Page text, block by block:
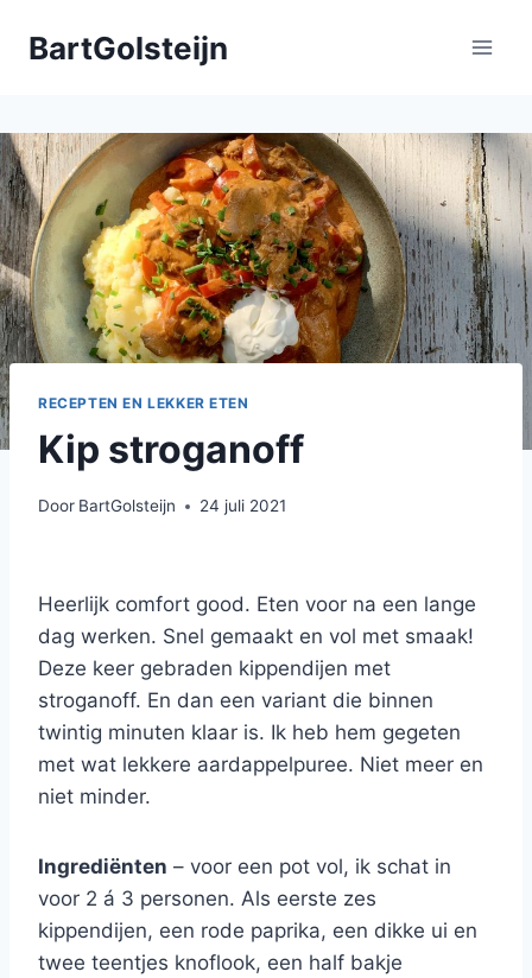
naarBartGolsteijn
RECEPTEN EN LEKKER ETEN
Kip stroganoff
Door BartGolsteijn 24 juli 2021
Heerlijk comfort good. Eten voor na een lange
dag werken. Snel gemaakt en vol met smaak!
Deze keer gebraden kippendijen met
stroganoff. En dan een variant die binnen
twintig minuten klaar is. Ik heb hem gegeten
met wat lekkere aardappelpuree. Niet meer en
niet minder.
Ingrediënten – voor een pot vol, ik schat in
voor 2 á 3 personen. Als eerste zes
kippendijen, een rode paprika, een dikke ui en
twee teentjes knoflook, een half bakje